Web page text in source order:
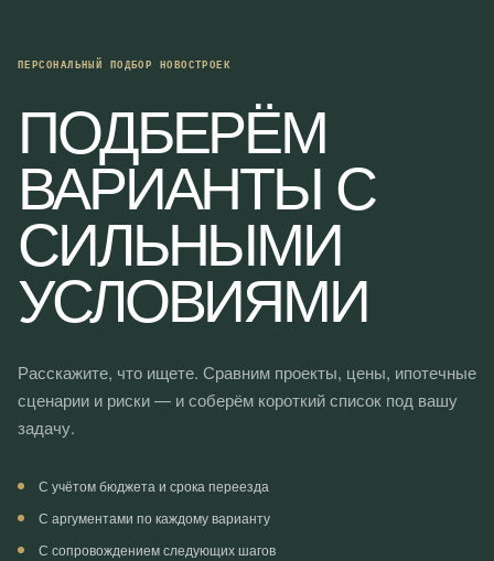
ПЕРСОНАЛЬНЫЙ ПОДБОР НОВОСТРОЕК
ПОДБЕРЁМ
ВАРИАНТЫ С
СИЛЬНЫМИ
УСЛОВИЯМИ
Расскажите, что ищете. Сравним проекты, цены, ипотечные
сценарии и риски — и соберём короткий список под вашу
задачу.
С учётом бюджета и срока переезда
С аргументами по каждому варианту
С сопровождением следующих шагов